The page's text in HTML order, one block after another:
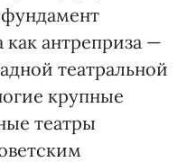
как антреприза —
театральной
крупные
театры